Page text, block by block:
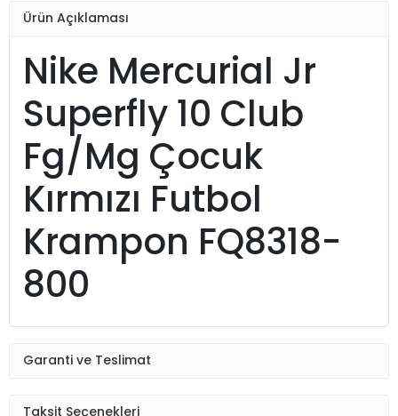
Ürün Açıklaması
Nike Mercurial Jr
Superfly 10 Club
Fg/Mg Çocuk
Kırmızı Futbol
Krampon FQ8318-
800
Garanti ve Teslimat
Taksit Seçenekleri